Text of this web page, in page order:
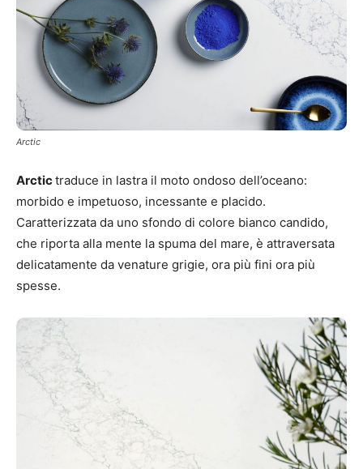
Arctic
Arctictraduce in lastra il moto ondoso dell’oceano:
morbido e impetuoso, incessante e placido.
Caratterizzata da uno sfondo di colore bianco candido,
che riporta alla mente la spuma del mare, è attraversata
delicatamente da venature grigie, ora più fini ora più
spesse.